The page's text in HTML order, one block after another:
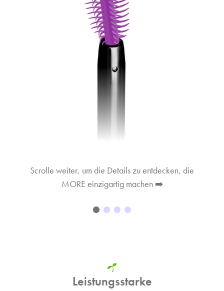
Scrolle weiter, um die Details zu entdecken, die
MORE einzigartig machen ➡️
Leistungsstarke